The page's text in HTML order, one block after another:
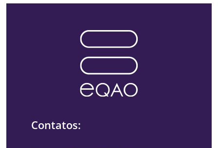
Contatos: